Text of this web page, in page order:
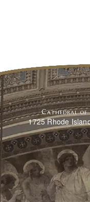
Cathedral of
1725 Rhode